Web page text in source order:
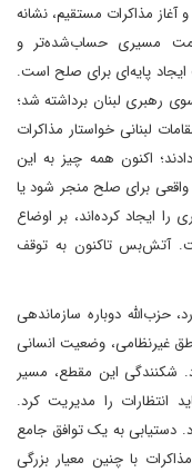
اسرائیل و لبنان در ۱۶ آوریل و آغاز مذاکرات مستقیم، نشانه
مسیری حساب‌شده‌تر و
ایجاد پایه‌ای برای صلح است.
رهبری لبنان برداشته شد؛
لبنانی خواستار مذاکرات
اکنون همه‌ چیز به این
برای صلح منجر شود‌ یا
ایجاد کرده‌اند، بر اوضاع
آتش‌بس تاکنون به توقف
حزب‌الله دوباره سازماندهی
غیرنظامی، وضعیت انسانی
شکنندگی این مقطع، مسیر
انتظارات را مدیریت کرد.
دستیابی به یک توافق جامع
با چنین معیار بزرگی